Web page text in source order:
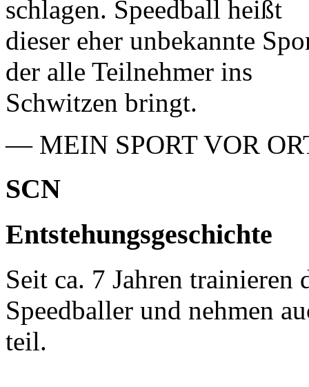
schlagen. Speedball heißt
dieser eher unbekannte
der alle Teilnehmer ins
Schwitzen bringt.
— MEIN SPORT VOR
SCN
Entstehungsgeschichte
Seit ca. 7 Jahren trainieren
Speedballer und nehmen
teil.